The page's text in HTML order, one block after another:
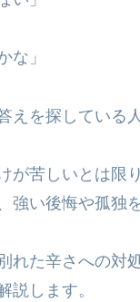
な」
えを探している
が苦しいとは限
強い後悔や孤独
れた辛さへの対
説します。